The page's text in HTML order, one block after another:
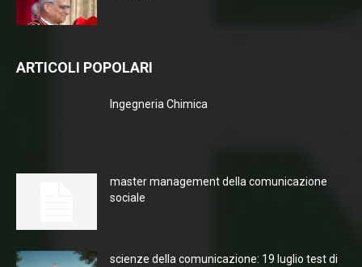
ARTICOLI POPOLARI
Ingegneria Chimica
master management della comunicazione
sociale
scienze della comunicazione: 19 luglio test di